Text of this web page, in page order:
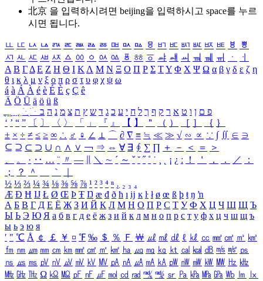
北京 을 입력하시려면 beijing을 입력하시고 space를 누르
시면 됩니다.
ㅥ ㅦ ㅧ ㅨ ㅩ ㅪ ㅫ ㅬ ㅭ ㅮ ㅯ ㅰ ㅱ ㅲ ㅳ ㅴ ㅵ ㅶ ㅷ ㅸ
ㅹ
ㅺ ㅻ ㅼ ㅽ ㅾ ㅿ ㆀ ㆁ ㆂ ㆃ ㆄ ㆅ ㆆ ㆇ ㆈ ㆉ ㆊ ㆋ ㆌ ㆍ
ㆎ
Α Β ΓΔ Ε Ζ Η Θ Ι ΚΛ Μ Ν Ξ Ο Π Ρ Σ ΤΥ Φ Χ Ψ Ω α β γ δ ε ζ η
θ ι κ λ μ ν ξ ο π ρ σ τ υ φ χ ψ ω
á à Á À é è É È ç Ç ê
Ä Ö Ü ä ö ü ß
ִֶֹ ֻּ ׁׂ פ ם ן ו ט א ר ק ף ך ל ח י ע כ ג ד ש ץ ת צ מ נ ה ב
‘ ’ “ ” 〔 〕 〈 〉 「 」 『 』 【 】 ＂ （ ） ［ ］ ｛ ｝
± × ÷ ≠ ≤ ≥ ∞ ∴ ♂ ♀ ∠ ⊥ ⌒ ∂ ∇ ≡ ≒ ≪ ≫ √ ∽ ∝ ∵ ∫ ∬ ∈ ∋
⊆ ⊇ ⊂ ⊃ ∪ ∩ ∧ ∨ ￢ ⇒ ⇔ ∀ ∃ ∮ ∑ ∏ ＋ － ＜ ＝
＞
、
。 · ‥ … ¨ 〃 ― ＼ ∼ ´ ～ ˇ ˘ ˝ ˚ ˙ ¸ ¡ ¿ ː ！ ＇ ， ． ／
：
；
？ ＾ ｀
½ ⅓ ⅔ ¼ ¾ ⅛ ⅜ ⅝ ⅞ ¹ ² ³ ⁴ ⁿ ₁ ₂ ₃ ₄
Æ Ð Ħ Ĳ Ł Ø Œ Þ Ŧ Ŋ æ đ ð ħ ı ĳ ĸ ŀ ł ø œ ß þ ŧ ŋ ŉ
А Б В Г Д Е Ё Ж З И Й К Л М Н О П Р С Т У Ф Х Ц Ч Ш Щ Ъ
Ы Ь Э Ю Я а б в г д е ё ж з и й к л м н о п р с т у ф х ц ч ш щ ъ
ы ь э ю я
′ ″ ℃ Å ￠ ￡ ￥ ¤ ℉ ‰ ＄ ％ Ｆ ￦ ㎕ ㎖ ㎗ ℓ ㎘ ㏄ ㎣ ㎤ ㎥ ㎦
㎙ ㎚ ㎛ ㎜ ㎝ ㎞ ㎟ ㎠ ㎡ ㎢ ㏊ ㎍ ㎎ ㎏ ㏏ ㎈ ㎉ ㏈ ㎧ ㎨ ㎰
㎱ ㎲ ㎳ ㎴ ㎵ ㎶ ㎷ ㎸ ㎹ ㎀ ㎁ ㎂ ㎃ ㎄ ㎺ ㎻ ㎽ ㎾ ㎿ ㎐ ㎑
㎒ ㎓ ㎔ Ω ㏀ ㏁ ㎊ ㎋ ㎌ ㏖ ㏅ ㎭ ㎮ ㎯ ㏛ ㎩ ㎪ ㎫ ㎬ ㏝ ㏐
㏓